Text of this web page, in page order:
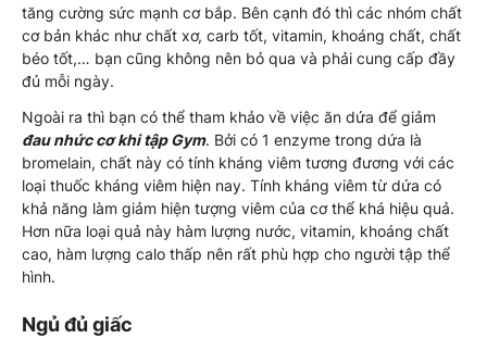
tăng cường sức mạnh cơ bắp. Bên cạnh đó thì các nhóm chất
cơ bản khác như chất xơ, carb tốt, vitamin, khoáng chất, chất
béo tốt,… bạn cũng không nên bỏ qua và phải cung cấp đầy
đủ mỗi ngày.
Ngoài ra thì bạn có thể tham khảo về việc ăn dứa để giảm
đau nhức cơ khi tập Gym. Bởi có 1 enzyme trong dứa là
bromelain, chất này có tính kháng viêm tương đương với các
loại thuốc kháng viêm hiện nay. Tính kháng viêm từ dứa có
khả năng làm giảm hiện tượng viêm của cơ thể khá hiệu quả.
Hơn nữa loại quả này hàm lượng nước, vitamin, khoáng chất
cao, hàm lượng calo thấp nên rất phù hợp cho người tập thể
hình.
Ngủ đủ giấc